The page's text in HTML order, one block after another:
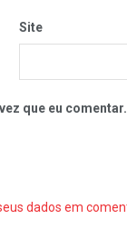
Site
que eu comentar.
dados em